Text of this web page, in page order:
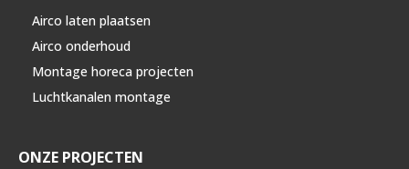
Airco laten plaatsen
Airco onderhoud
Montage horeca projecten
Luchtkanalen montage
ONZE PROJECTEN